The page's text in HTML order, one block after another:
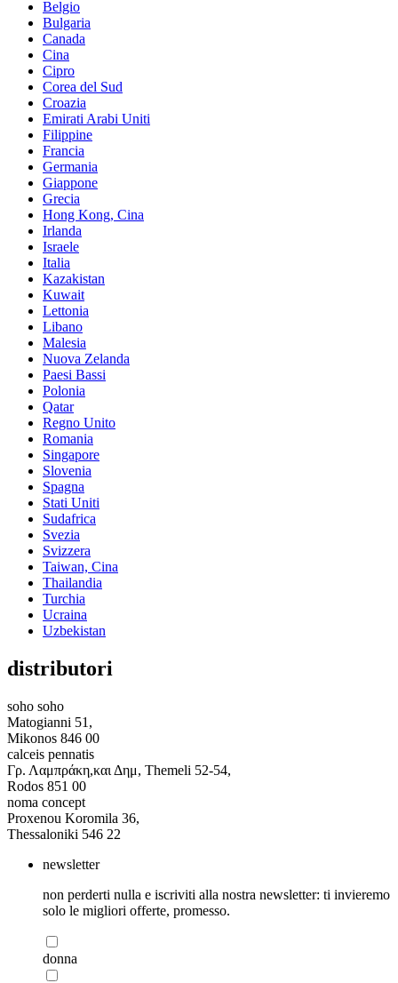
Belgio
Bulgaria
Canada
Cina
Cipro
Corea del Sud
Croazia
Emirati Arabi Uniti
Filippine
Francia
Germania
Giappone
Grecia
Hong Kong, Cina
Irlanda
Israele
Italia
Kazakistan
Kuwait
Lettonia
Libano
Malesia
Nuova Zelanda
Paesi Bassi
Polonia
Qatar
Regno Unito
Romania
Singapore
Slovenia
Spagna
Stati Uniti
Sudafrica
Svezia
Svizzera
Taiwan, Cina
Thailandia
Turchia
Ucraina
Uzbekistan
distributori
soho soho
Matogianni 51,
Mikonos 846 00
calceis pennatis
Γρ. Λαμπράκη,και Δημ, Themeli 52-54,
Rodos 851 00
noma concept
Proxenou Koromila 36,
Thessaloniki 546 22
newsletter
non perderti nulla e iscriviti alla nostra newsletter: ti invieremo
solo le migliori offerte, promesso.
donna